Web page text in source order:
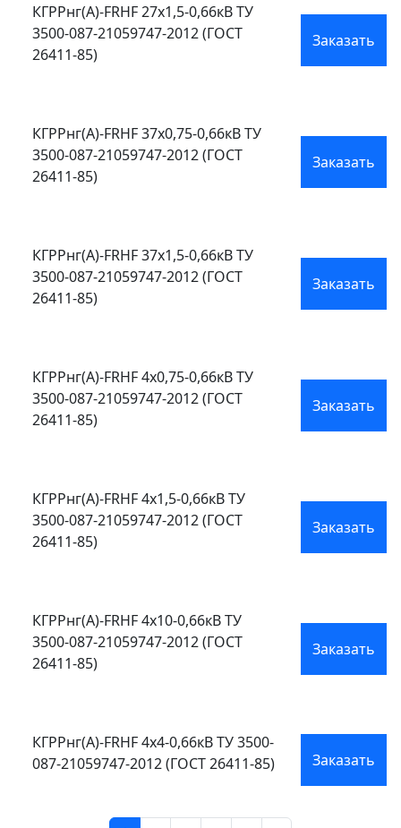
КГРРнг(А)-FRHF 27х1,5-0,66кВ ТУ
3500-087-21059747-2012 (ГОСТ
26411-85)
Заказать
КГРРнг(А)-FRHF 37х0,75-0,66кВ ТУ
3500-087-21059747-2012 (ГОСТ
26411-85)
Заказать
КГРРнг(А)-FRHF 37х1,5-0,66кВ ТУ
3500-087-21059747-2012 (ГОСТ
26411-85)
Заказать
КГРРнг(А)-FRHF 4х0,75-0,66кВ ТУ
3500-087-21059747-2012 (ГОСТ
26411-85)
Заказать
КГРРнг(А)-FRHF 4х1,5-0,66кВ ТУ
3500-087-21059747-2012 (ГОСТ
26411-85)
Заказать
КГРРнг(А)-FRHF 4х10-0,66кВ ТУ
3500-087-21059747-2012 (ГОСТ
26411-85)
Заказать
КГРРнг(А)-FRHF 4х4-0,66кВ ТУ 3500-
087-21059747-2012 (ГОСТ 26411-85)
Заказать